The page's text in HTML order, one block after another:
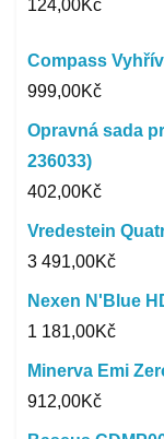
124,00Kč
Compass
999,00Kč
Opravná sada
236033)
402,00Kč
Vredestein
3 491,00Kč
Nexen N'Blue
1 181,00Kč
Minerva Emi
912,00Kč